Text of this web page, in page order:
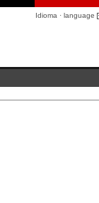
Idioma · language